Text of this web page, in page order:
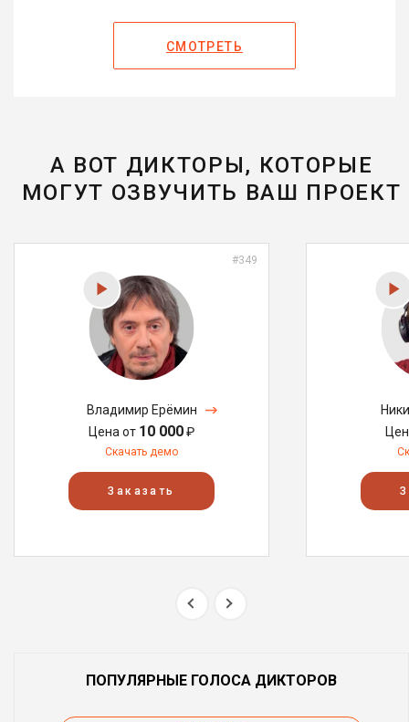
СМОТРЕТЬ
А ВОТ ДИКТОРЫ, КОТОРЫЕ
МОГУТ ОЗВУЧИТЬ ВАШ ПРОЕКТ
#349
Владимир Ерёмин
Цена от 10 000₽
Скачать демо
Заказать
ПОПУЛЯРНЫЕ ГОЛОСА ДИКТОРОВ